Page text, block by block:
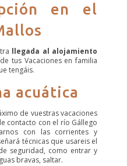
en el
llegada al alojamiento
tus Vacaciones en familia
tengáis.
acuática
de vuestras vacaciones
contacto con el río Gállego
con las corrientes y
técnicas que usareis el
seguridad, como entrar y
bravas, saltar.